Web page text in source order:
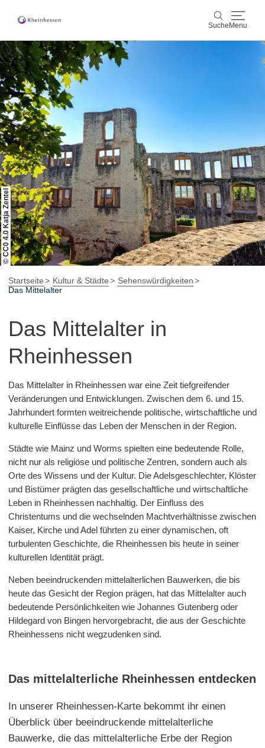
Suche Menu
Wein & Genuss
Kultur & Städte
Veranstaltungen
Buchung & Service
ShopRheinhessen-Blog Karte
© CC0 4.0 Katja Zentel
Startseite Kultur & Städte
Sehenswürdigkeiten
Das Mittelalter
Das Mittelalter in
Rheinhessen
Das Mittelalter in Rheinhessen war eine Zeit tiefgreifender
Veränderungen und Entwicklungen. Zwischen dem 6. und 15.
Jahrhundert formten weitreichende politische, wirtschaftliche und
kulturelle Einflüsse das Leben der Menschen in der Region.
Städte wie Mainz und Worms spielten eine bedeutende Rolle,
nicht nur als religiöse und politische Zentren, sondern auch als
Orte des Wissens und der Kultur. Die Adelsgeschlechter, Klöster
und Bistümer prägten das gesellschaftliche und wirtschaftliche
Leben in Rheinhessen nachhaltig. Der Einfluss des
Christentums und die wechselnden Machtverhältnisse zwischen
Kaiser, Kirche und Adel führten zu einer dynamischen, oft
turbulenten Geschichte, die Rheinhessen bis heute in seiner
kulturellen Identität prägt.
Neben beeindruckenden mittelalterlichen Bauwerken, die bis
heute das Gesicht der Region prägen, hat das Mittelalter auch
bedeutende Persönlichkeiten wie Johannes Gutenberg oder
Hildegard von Bingen hervorgebracht, die aus der Geschichte
Rheinhessens nicht wegzudenken sind.
Das mittelalterliche Rheinhessen entdecken
In unserer Rheinhessen-Karte bekommt ihr einen
Überblick über beeindruckende mittelalterliche
Bauwerke, die das mittelalterliche Erbe der Region